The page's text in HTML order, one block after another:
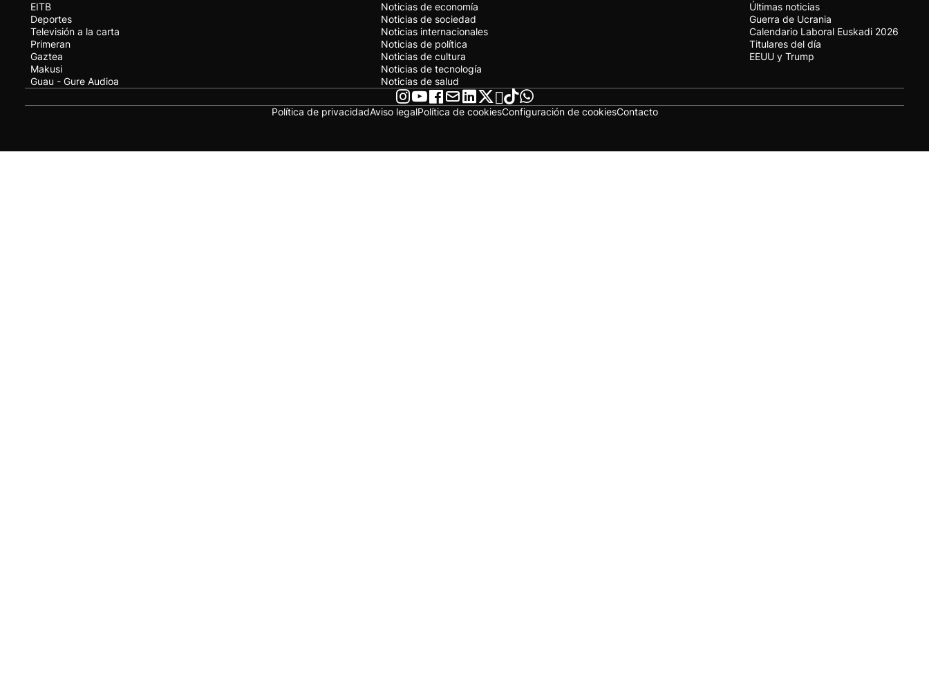
EITB
Deportes
Televisión a la carta
Primeran
Gaztea
Makusi
Guau - Gure Audioa
Noticias de economía
Noticias de sociedad
Noticias internacionales
Noticias de política
Noticias de cultura
Noticias de tecnología
Noticias de salud
Últimas noticias
Guerra de Ucrania
Calendario Laboral Euskadi 2026
Titulares del día
EEUU y Trump
Política de privacidadAviso legalPolítica de cookiesConfiguración de cookiesContacto